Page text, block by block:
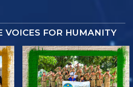
VOICES FOR HUMANITY